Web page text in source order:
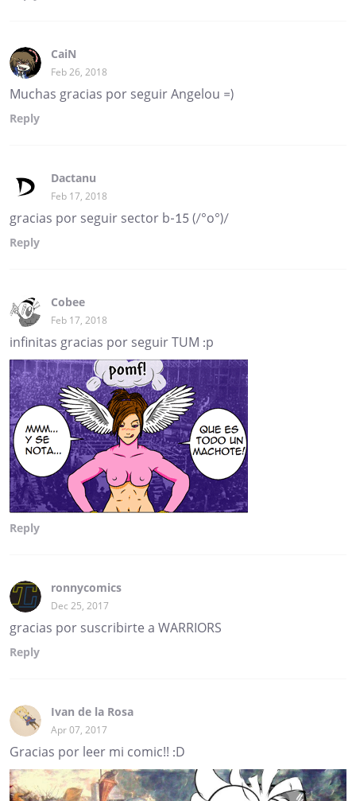
CaiN
Feb 26, 2018
Muchas gracias por seguir Angelou =)
Reply
Dactanu
Feb 17, 2018
gracias por seguir sector b-15 (/°o°)/
Reply
Cobee
Feb 17, 2018
infinitas gracias por seguir TUM :p
Reply
ronnycomics
Dec 25, 2017
gracias por suscribirte a WARRIORS
Reply
Ivan de la Rosa
Apr 07, 2017
Gracias por leer mi comic!! :D